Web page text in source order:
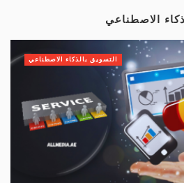
الاصطناعي
التسويق بالذكاء الاصطناعي